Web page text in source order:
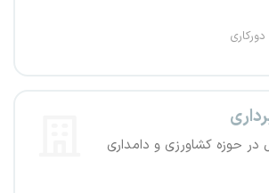
دورکاری
در حوزه کشاورزی و دامداری